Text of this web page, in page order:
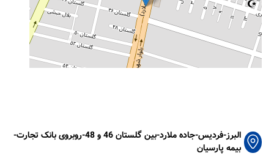
البرز-فردیس-جاده ملارد-بین گلستان 46 و 48-روبروی بانک تجارت-
بیمه پارسیان